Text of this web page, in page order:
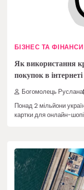
БІЗНЕС ТА ФІНАНСИ
Як використання
покупок в інтернеті
Богомолець Руслана
Понад 2 мільйони
картки для онлайн-